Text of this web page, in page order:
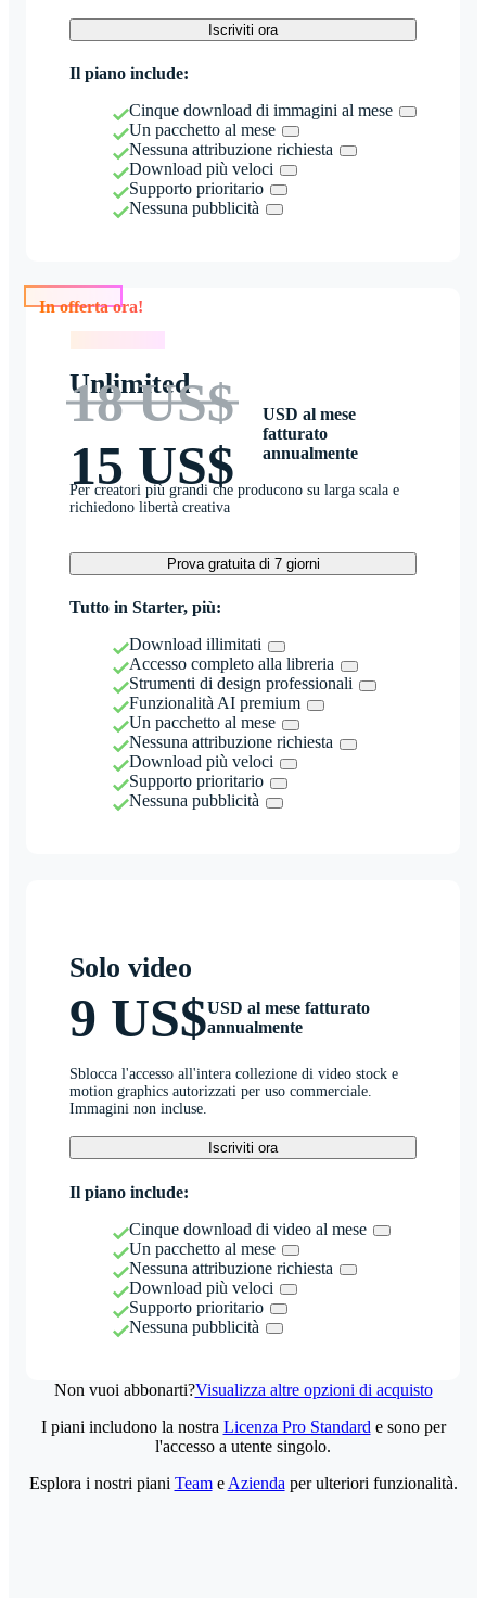
Iscriviti ora
Il piano include:
Cinque download di immagini al mese
Un pacchetto al mese
Nessuna attribuzione richiesta
Download più veloci
Supporto prioritario
Nessuna pubblicità
Unlimited
18 US$
15 US$
USD al mese
fatturato
annualmente
Per creatori più grandi che producono su larga scala e
richiedono libertà creativa
Prova gratuita di 7 giorni
Tutto in Starter, più:
Download illimitati
Accesso completo alla libreria
Strumenti di design professionali
Funzionalità AI premium
Un pacchetto al mese
Nessuna attribuzione richiesta
Download più veloci
Supporto prioritario
Nessuna pubblicità
Solo video
9 US$USD al mese fatturato
annualmente
Sblocca l'accesso all'intera collezione di video stock e
motion graphics autorizzati per uso commerciale.
Immagini non incluse.
Iscriviti ora
Il piano include:
Cinque download di video al mese
Un pacchetto al mese
Nessuna attribuzione richiesta
Download più veloci
Supporto prioritario
Nessuna pubblicità
Non vuoi abbonarti?Visualizza altre opzioni di acquisto
I piani includono la nostra Licenza Pro Standard e sono per
l'accesso a utente singolo.
Esplora i nostri piani Teame Azienda per ulteriori funzionalità.